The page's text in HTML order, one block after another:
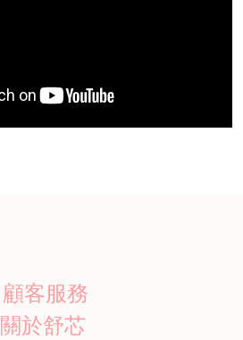
顧客服務
關於舒芯